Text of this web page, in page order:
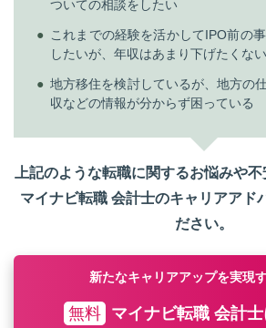
ついての相談をしたい
これまでの経験を活かしてIPO前の
したいが、年収はあまり下げたくない
地方移住を検討しているが、地方の
収などの情報が分からず困っている
上記のような転職に関するお悩みや不
マイナビ転職 会計士のキャリアアド
ださい。
新たなキャリアアップを実現
無料 マイナビ転職 会計